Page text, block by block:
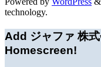
technology.
Add ジャファ 株
Homescreen!